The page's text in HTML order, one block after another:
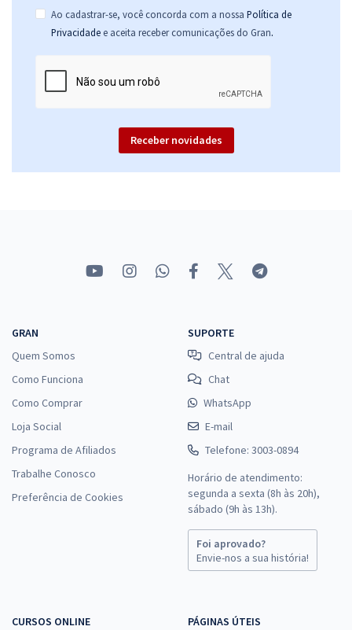
Ao cadastrar-se, você concorda com a nossa Política de
Privacidade e aceita receber comunicações do Gran.
Receber novidades
GRAN
Quem Somos
Como Funciona
Como Comprar
Loja Social
Programa de Afiliados
Trabalhe Conosco
Preferência de Cookies
SUPORTE
Central de ajuda
Chat
WhatsApp
E-mail
Telefone: 3003-0894
Horário de atendimento:
segunda a sexta (8h às 20h),
sábado (9h às 13h).
Foi aprovado?
Envie-nos a sua história!
CURSOS ONLINE PÁGINAS ÚTEIS